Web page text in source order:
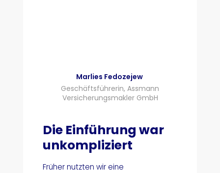
Marlies Fedozejew
Geschäftsführerin, Assmann
Versicherungsmakler GmbH
Die Einführung war
unkompliziert
Früher nutzten wir eine